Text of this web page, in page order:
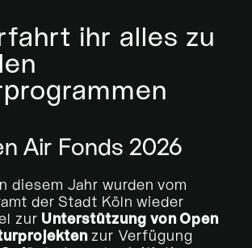
ihr alles zu
Air Fonds 2026
diesem Jahr wurden vom
der Stadt Köln wieder
zur Unterstützung von Open
zur Verfügung